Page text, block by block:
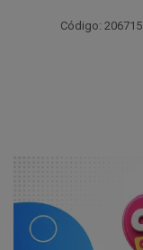
Código: 206715